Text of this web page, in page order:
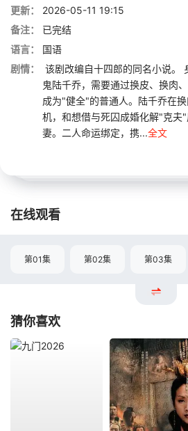
更新：
2026-05-11 19:15
备注：
已完结
语言：
国语
剧情：
该剧改编自十四郎的同名小说。
鬼陆千乔，需要通过换皮、换肉
成为"健全"的普通人。陆千乔在
机，和想借与死囚成婚化解"克夫
妻。二人命运绑定，携...全文
在线观看
第01集 第02集 第03集
猜你喜欢